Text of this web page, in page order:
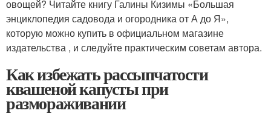
овощей? Читайте книгу Галины Кизимы «Большая
энциклопедия садовода и огородника от А до Я»,
которую можно купить в официальном магазине
издательства , и следуйте практическим советам автора.
Как избежать рассыпчатости
квашеной капусты при
размораживании